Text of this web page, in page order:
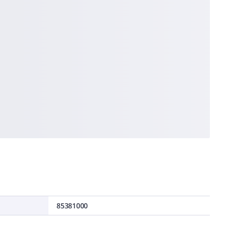
85381000